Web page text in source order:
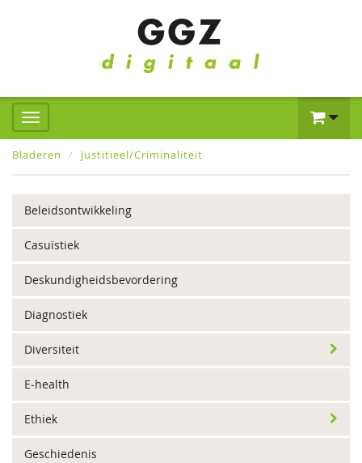
Bladeren Justitieel/Criminaliteit
Beleidsontwikkeling
Casuïstiek
Deskundigheidsbevordering
Diagnostiek
Diversiteit
E-health
Ethiek
Geschiedenis